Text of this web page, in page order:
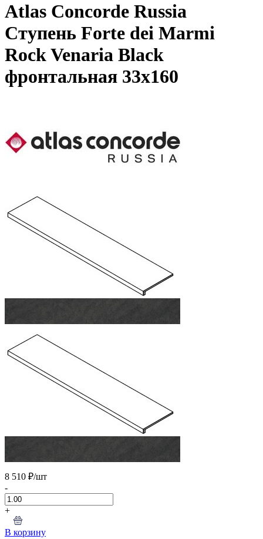
Atlas Concorde Russia
Ступень Forte dei Marmi
Rock Venaria Black
фронтальная 33x160
8 510 ₽/шт
-
+
В корзину